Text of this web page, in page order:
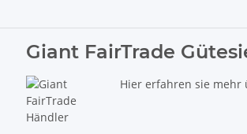
Giant FairTrade
Hier erfahren sie mehr